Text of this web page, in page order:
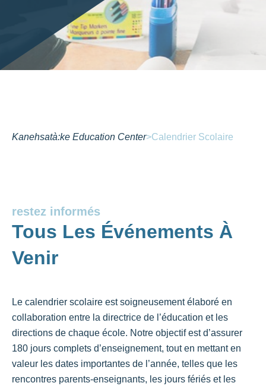
Kanehsatà:ke Education Center>Calendrier Scolaire
restez informés
Tous Les Événements À
Venir
Le calendrier scolaire est soigneusement élaboré en
collaboration entre la directrice de l’éducation et les
directions de chaque école. Notre objectif est d’assurer
180 jours complets d’enseignement, tout en mettant en
valeur les dates importantes de l’année, telles que les
rencontres parents-enseignants, les jours fériés et les